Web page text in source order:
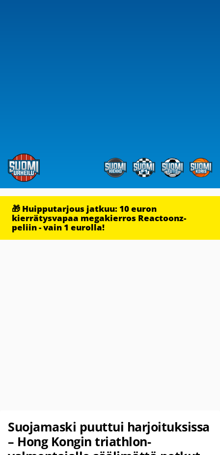
🎁 Huipputarjous jatkuu: 10 euron
kierrätysvapaa megakierros Reactoonz-
peliin - vain 1 eurolla!
Suojamaski puuttui harjoituksissa
– Hong Kongin triathlon-